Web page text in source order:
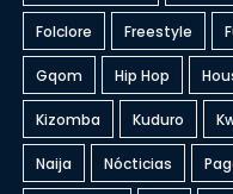
Folclore Freestyle
Gqom Hip Hop
Kizomba Kuduro
Naija Nócticias